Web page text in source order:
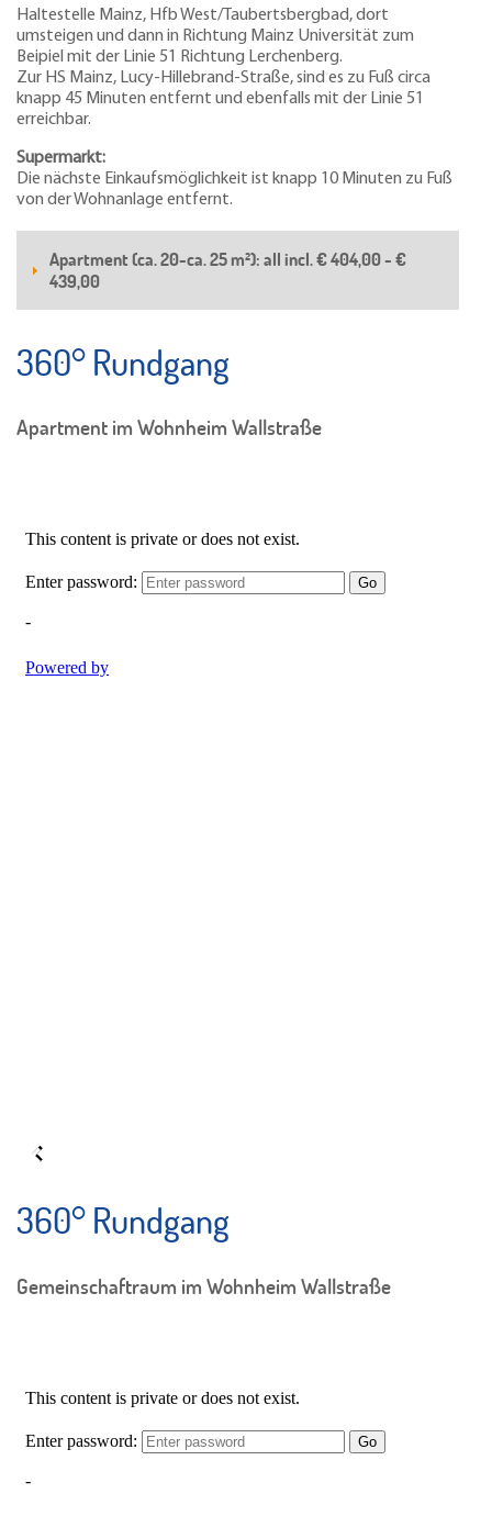
Haltestelle Mainz, Hfb West/Taubertsbergbad, dort
umsteigen und dann in Richtung Mainz Universität zum
Beipiel mit der Linie 51 Richtung Lerchenberg.
Zur HS Mainz, Lucy-Hillebrand-Straße, sind es zu Fuß circa
knapp 45 Minuten entfernt und ebenfalls mit der Linie 51
erreichbar.
Supermarkt:
Die nächste Einkaufsmöglichkeit ist knapp 10 Minuten zu Fuß
von der Wohnanlage entfernt.
Apartment (ca. 20-ca. 25 m²): all incl. € 404,00 - €
439,00
360° Rundgang
Apartment im Wohnheim Wallstraße
360° Rundgang
Gemeinschaftraum im Wohnheim Wallstraße